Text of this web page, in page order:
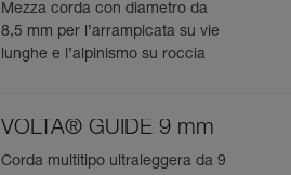
Mezza corda con diametro da
8,5 mm per l’arrampicata su vie
lunghe e l’alpinismo su roccia
VOLTA® GUIDE 9 mm
Corda multitipo ultraleggera da 9